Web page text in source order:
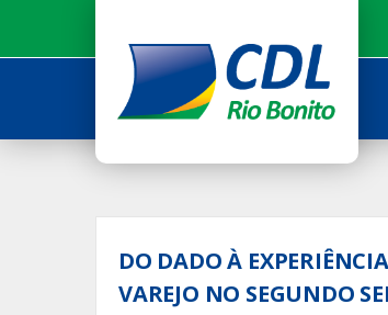
o
DO DADO À
VAREJO NO SEGUNDO